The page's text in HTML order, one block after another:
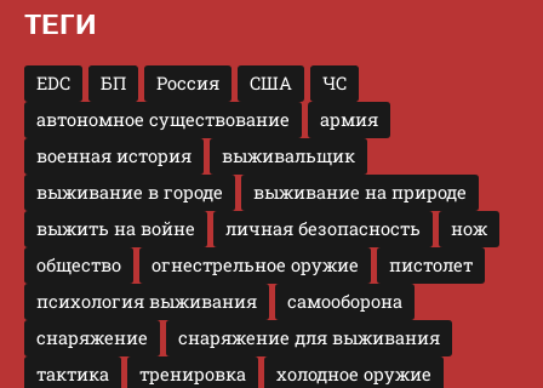
ТЕГИ
EDC БП Россия США
ЧС
автономное существование
армия
военная история
выживальщик
выживание в городе
выживание на природе
выжить на войне
личная безопасность
нож
общество
огнестрельное оружие
пистолет
психология выживания
самооборона
снаряжение
снаряжение для выживания
тактика
тренировка холодное оружие